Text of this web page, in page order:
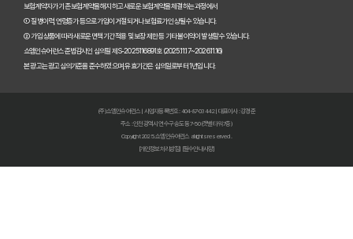
"교통사고, 이제 두렵지 않아!" 운전자보험 비교, 내 상황에 맞는 최적
2025년, 운전자보험 비교사이트 똑똑하게 활용하는 5가지 방법
운전자보험 비교사이트 선택 전 반드시 알아야 할 핵심 정보 5가지
운전자보험 비교사이트, 전문가가 알려주는 진짜 비교 방법
운전자보험 비교사이트 파헤치기: 후회 없는 선택을 위한 완벽 가이드
보험계약자가 기존 보험계약을 해지하고 새로운 보험계약을 체결하는 과정에서
① 질병이력, 연령증가 등으로 가입이 거절되거나 보험료가 인상될 수 있습니다.
② 가입 상품에 따라 새로운 면책기간 적용 및 보장 제한 등 기타 불이익이 발생할 수 있습니다.
쇼엠인슈어런스 준법감시인 심의필 제S-2025116891호 (2025.11.17~2026.11.16)
본 광고는 광고심의기준을 준수하였으며, 유효기간은 심의일로부터 1년입니다.
(주)쇼엠인슈어런스 | 사업자등록번호 : 404-87-03442 | 대표이사 : 강경준
주소 : 인천광역시 연수구 송도동 7-50 (갯벌타워 7층)
Copyright 2025. 쇼엠인슈어런스 all rights reserved.
[개인정보처리방침] [필수안내사항]